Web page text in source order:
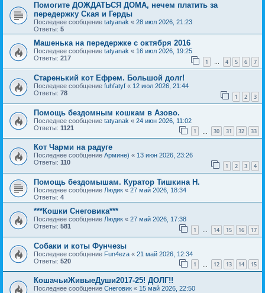
Помогите ДОЖДАТЬСЯ ДОМА, нечем платить за
передержку Ская и Герды
Последнее сообщение tatyanak « 28 июл 2026, 21:23
Ответы: 5
Машенька на передержке с октября 2016
Последнее сообщение tatyanak « 16 июл 2026, 19:25
Ответы: 217 1 … 4 5 6 7
Старенький кот Ефрем. Большой долг!
Последнее сообщение fuhfatyf « 12 июл 2026, 21:44
Ответы: 78 1 2 3
Помощь бездомным кошкам в Азово.
Последнее сообщение tatyanak « 24 июн 2026, 11:02
Ответы: 1121 1 30 31 32 33
Кот Чарми на радуге
Последнее сообщение Армине) « 13 июн 2026, 23:26
Ответы: 110 1 2 3 4
Помощь бездомышам. Куратор Тишкина Н.
Последнее сообщение Людик « 27 май 2026, 18:34
Ответы: 4
***Кошки Снеговика***
Последнее сообщение Людик « 27 май 2026, 17:38
Ответы: 581 1 14 15 16 17
Собаки и коты Фунчезы
Последнее сообщение Fun4eza « 21 май 2026, 12:34
Ответы: 520 1 12 13 14 15
КошачьиЖивыеДуши2017-25! ДОЛГ!!
Последнее сообщение Снеговик « 15 май 2026, 22:50